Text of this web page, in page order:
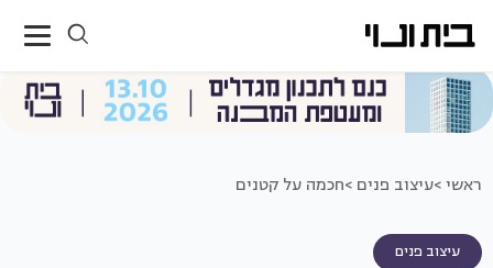
ראשי >עיצוב פנים >חכמה על קטנים
עיצוב פנים